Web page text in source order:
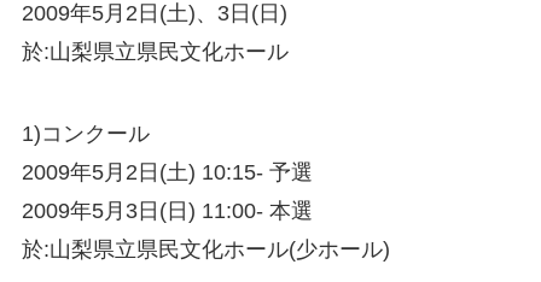
2009年5月2日(土)、3日(日)
於:山梨県立県民文化ホール
1)コンクール
2009年5月2日(土) 10:15- 予選
2009年5月3日(日) 11:00- 本選
於:山梨県立県民文化ホール(少ホール)